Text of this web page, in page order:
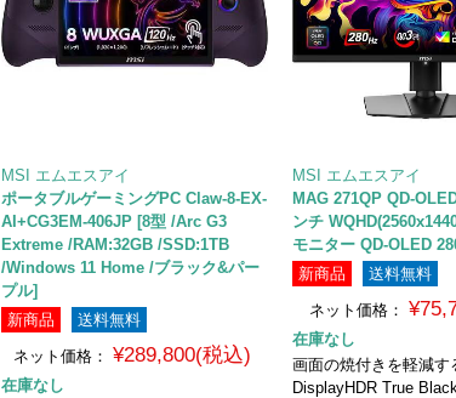
MSI エムエスアイ
ポータブルゲーミングPC Claw-8-EX-
AI+CG3EM-406JP [8型 /Arc G3
Extreme /RAM:32GB /SSD:1TB
/Windows 11 Home /ブラック&パー
プル]
新商品
送料無料
ネット価格：
¥289,800(税込)
在庫なし
MSI エムエスアイ
MAG 271QP QD-
ンチ
モニター QD-OLED
新商品
送料無料
ネット価格：
在庫なし
画面の焼付きを軽減す
DisplayHDR True